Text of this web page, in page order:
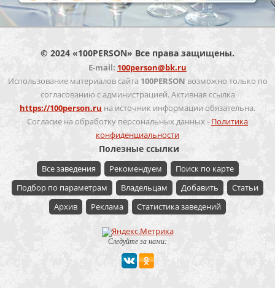
© 2024 «100PERSON» Все права защищены.
E-mail: 100person@bk.ru
Использование материалов сайта 100PERSON возможно только по
согласованию с администрацией. Активная ссылка
https://100person.ru на источник информации обязательна.
Согласие на обработку персональных данных - Политика
конфиденциальности
Полезные ссылки
Все заведения Рекомендуем
Поиск по карте
Подбор по параметрам
Владельцам Добавить
Статьи
Архив
Реклама Статистика заведений
Следуйте за нами: